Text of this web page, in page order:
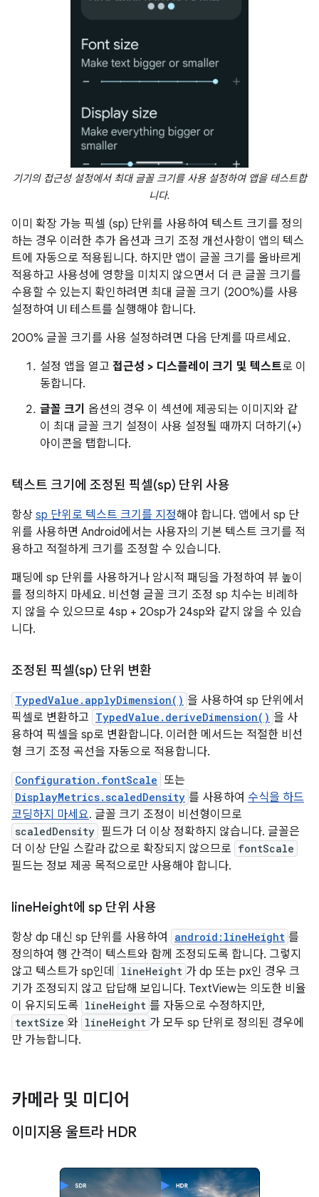
기기의 접근성 설정에서 최대 글꼴 크기를 사용 설정하여 앱을 테스트합
니다.
이미 확장 가능 픽셀 (sp) 단위를 사용하여 텍스트 크기를 정의
하는 경우 이러한 추가 옵션과 크기 조정 개선사항이 앱의 텍스
트에 자동으로 적용됩니다. 하지만 앱이 글꼴 크기를 올바르게
적용하고 사용성에 영향을 미치지 않으면서 더 큰 글꼴 크기를
수용할 수 있는지 확인하려면 최대 글꼴 크기 (200%)를 사용
설정하여 UI 테스트를 실행해야 합니다.
200% 글꼴 크기를 사용 설정하려면 다음 단계를 따르세요.
설정 앱을 열고 접근성 > 디스플레이 크기 및 텍스트로 이
동합니다.
글꼴 크기 옵션의 경우 이 섹션에 제공되는 이미지와 같
이 최대 글꼴 크기 설정이 사용 설정될 때까지 더하기(+)
아이콘을 탭합니다.
텍스트 크기에 조정된 픽셀(sp) 단위 사용
항상 sp 단위로 텍스트 크기를 지정해야 합니다. 앱에서 sp 단
위를 사용하면 Android에서는 사용자의 기본 텍스트 크기를 적
용하고 적절하게 크기를 조정할 수 있습니다.
패딩에 sp 단위를 사용하거나 암시적 패딩을 가정하여 뷰 높이
를 정의하지 마세요. 비선형 글꼴 크기 조정 sp 치수는 비례하
지 않을 수 있으므로 4sp + 20sp가 24sp와 같지 않을 수 있습
니다.
조정된 픽셀(sp) 단위 변환
TypedValue.applyDimension() 을 사용하여 sp 단위에서
픽셀로 변환하고 TypedValue.deriveDimension() 을 사
용하여 픽셀을 sp로 변환합니다. 이러한 메서드는 적절한 비선
형 크기 조정 곡선을 자동으로 적용합니다.
Configuration.fontScale 또는
DisplayMetrics.scaledDensity 를 사용하여 수식을 하드
코딩하지 마세요. 글꼴 크기 조정이 비선형이므로
scaledDensity 필드가 더 이상 정확하지 않습니다. 글꼴은
더 이상 단일 스칼라 값으로 확장되지 않으므로 fontScale
필드는 정보 제공 목적으로만 사용해야 합니다.
lineHeight에 sp 단위 사용
항상 dp 대신 sp 단위를 사용하여 android:lineHeight 를
정의하여 행 간격이 텍스트와 함께 조정되도록 합니다. 그렇지
않고 텍스트가 sp인데
lineHeight 가 dp 또는 px인 경우 크
기가 조정되지 않고 답답해 보입니다. TextView는 의도한 비율
이 유지되도록 lineHeight 를 자동으로 수정하지만,
textSize 와 lineHeight 가 모두 sp 단위로 정의된 경우에
만 가능합니다.
카메라 및 미디어
이미지용 울트라 HDR